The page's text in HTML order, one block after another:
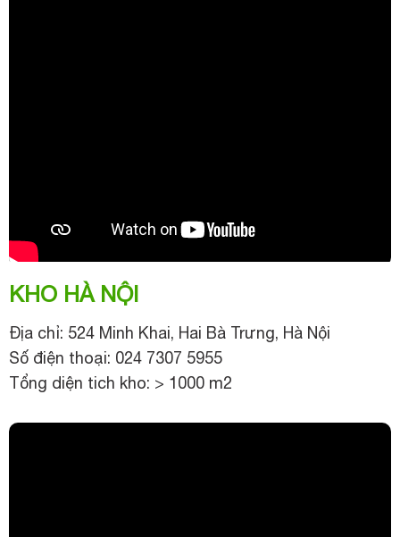
KHO HÀ NỘI
Địa chỉ: 524 Minh Khai, Hai Bà Trưng, Hà Nội
Số điện thoại: 024 7307 5955
Tổng diện tich kho: > 1000 m2